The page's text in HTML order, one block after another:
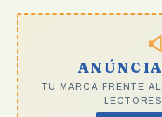
TU MARCA FRENTE